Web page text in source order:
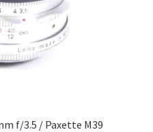
f/3.5 / Paxette M39